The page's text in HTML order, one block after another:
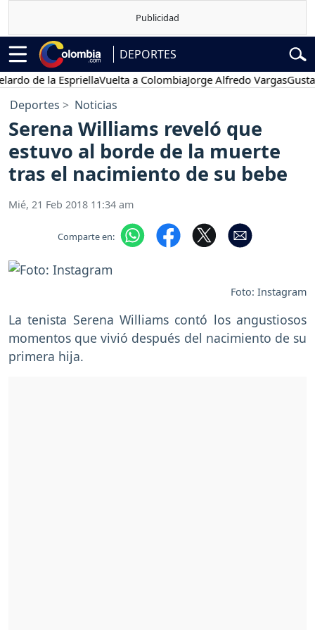
DEPORTES
la EspriellaVuelta a ColombiaJorge Alfredo VargasGustavo
Deportes Noticias
Serena Williams reveló que
estuvo al borde de la muerte
tras el nacimiento de su bebe
Mié, 21 Feb 2018 11:34 am
Comparte en:
Foto: Instagram
La tenista Serena Williams contó los angustiosos
momentos que vivió después del nacimiento de su
primera hija.